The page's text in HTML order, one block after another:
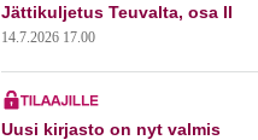
Jättikuljetus Teuvalta, osa II
14.7.2026 17.00
Uusi kirjasto on nyt valmis